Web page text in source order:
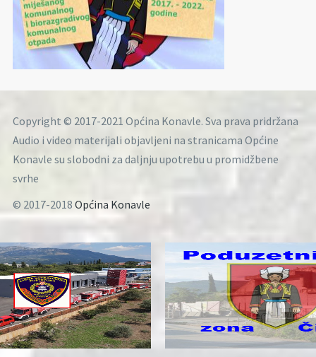
Copyright © 2017-2021 Općina Konavle. Sva prava pridržana
Audio i video materijali objavljeni na stranicama Općine
Konavle su slobodni za daljnju upotrebu u promidžbene
svrhe
© 2017-2018 Općina Konavle